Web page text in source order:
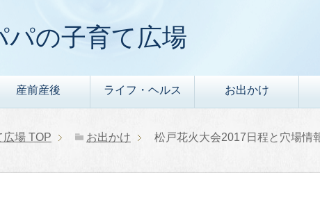
パの子育て広場
産前産後 ライフ・ヘルス お出かけ
広場 TOP お出かけ 松戸花火大会2017日程と穴場情